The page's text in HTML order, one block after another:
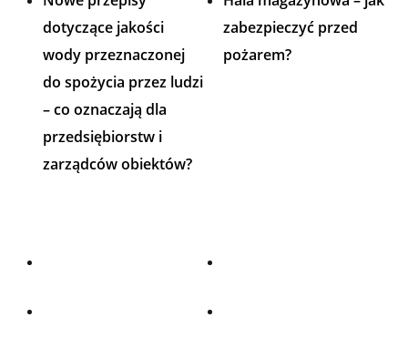
dotyczące jakości
wody przeznaczonej
do spożycia przez ludzi
– co oznaczają dla
przedsiębiorstw i
zarządców obiektów?
zabezpieczyć przed
pożarem?